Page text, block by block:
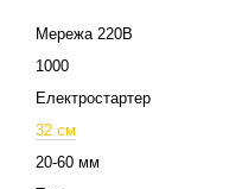
Мережа 220В
1000
Електростартер
32 см
20-60 мм